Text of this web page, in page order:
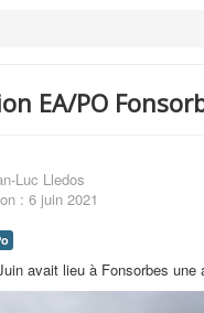
EA/PO
Luc Lledos
: 6 juin 2021
avait lieu à Fonsorbes